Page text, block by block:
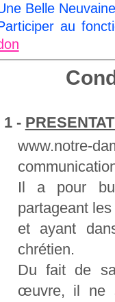
Belle
au
1 -
www.notre-
Il a pour
partageant
et ayant
chrétien.
Du fait de
œuvre, il ne